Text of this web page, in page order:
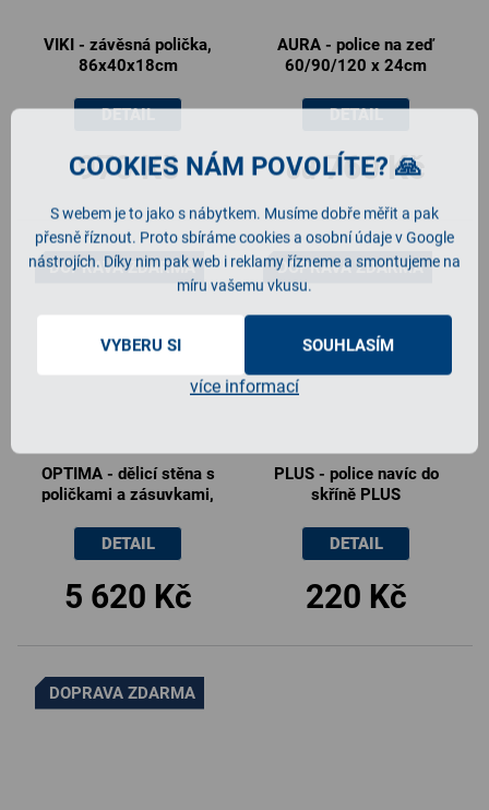
COOKIES NÁM POVOLÍTE? 🙏
S webem je to jako s nábytkem. Musíme dobře měřit a pak
přesně říznout. Proto sbíráme cookies a osobní údaje v Google
nástrojích. Díky nim pak web i reklamy řízneme a smontujeme na
míru vašemu vkusu.
VYBERU SI SOUHLASÍM
více informací
VIKI - závěsná polička,
86x40x18cm
970 Kč
DETAIL
AURA - police na zeď
60/90/120 x 24cm
od760 Kč
DETAIL
DOPRAVA ZDARMA
OPTIMA - dělicí stěna s
poličkami a zásuvkami,
5 620 Kč
DETAIL
DOPRAVA ZDARMA
PLUS - police navíc do
skříně PLUS
220 Kč
DETAIL
DOPRAVA ZDARMA